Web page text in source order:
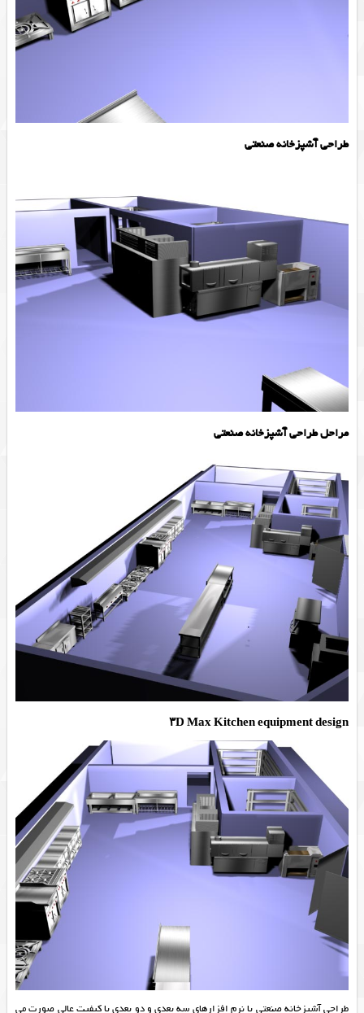
طراحی آشپزخانه صنعتی
مراحل طراحی آشپزخانه صنعتی
۳D Max Kitchen equipment design
طراحی آشپزخانه صنعتی با نرم افزارهای سه بعدی و دو بعدی با کیفیت عالی صورت می